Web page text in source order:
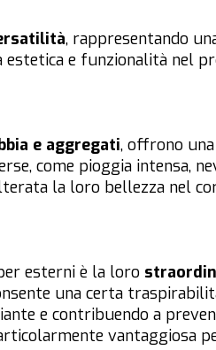
, rappresentando
e funzionalità nel
e aggregati, offrono una
come pioggia intensa,
la loro bellezza nel
esterni è la loro
una certa
e contribuendo a
vantaggiosa